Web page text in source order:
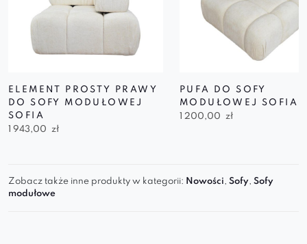
ELEMENT PROSTY PRAWY
DO SOFY MODUŁOWEJ
SOFIA
1 943,00
zł
PUFA DO SOFY
MODUŁOWEJ SOFIA
1 200,00
zł
Zobacz także inne produkty w kategorii: Nowości, Sofy, Sofy
modułowe